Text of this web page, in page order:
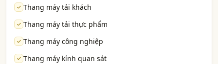
Thang máy tải khách
Thang máy tải thực phẩm
Thang máy công nghiệp
Thang máy kính quan sát